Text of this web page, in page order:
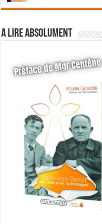
A lire absolument